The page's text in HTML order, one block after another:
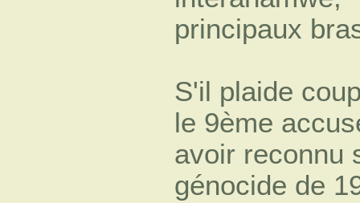
principaux
S'il plaide
le 9ème
avoir reconnu
génocide de